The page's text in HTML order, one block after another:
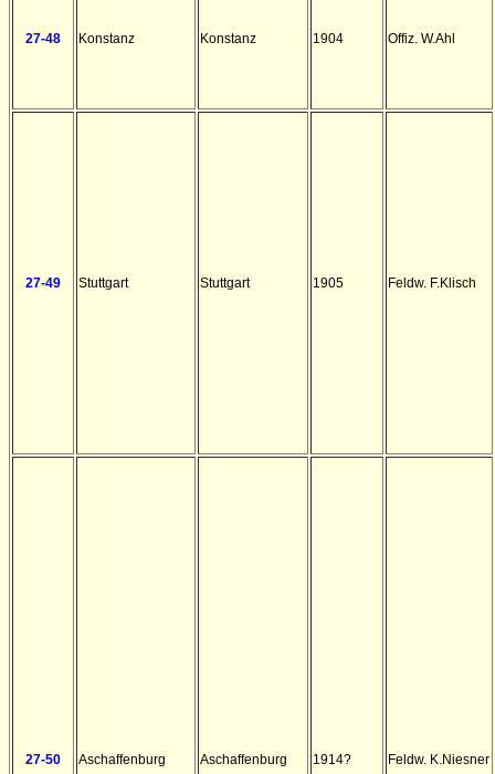
27-48 Konstanz Konstanz 1904 Offiz. W.Ahl
27-49 Stuttgart Stuttgart 1905 Feldw. F.Klisch
27-50 Aschaffenburg Aschaffenburg 1914? Feldw. K.Niesner